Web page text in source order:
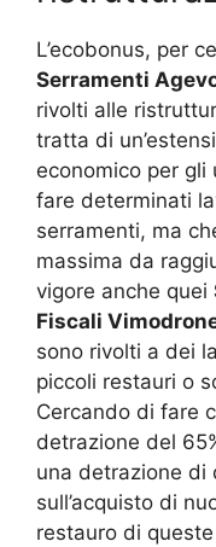
L’ecobonus, per
Serramenti
rivolti alle
tratta di
economico per
fare determinati
serramenti, ma
massima da
vigore anche quei
Fiscali
sono rivolti a dei
piccoli restauri o
Cercando di fare
detrazione del
una detrazione di
sull’acquisto di
restauro di